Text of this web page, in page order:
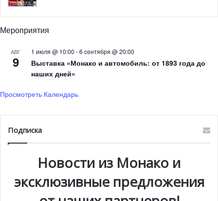
невероятно живописное место для отдыха,
находящееся в нескольких шагах от франко-
итальянской границы, тесно связано с Княжеством.
Мероприятия
АВГ
9
1 июля @ 10:00 -6 сентября @ 20:00
Выставка «Монако и автомобиль: от 1893 года до
наших дней»
Просмотреть Календарь
Подписка
Новости из Монако и
эксклюзивные предложения